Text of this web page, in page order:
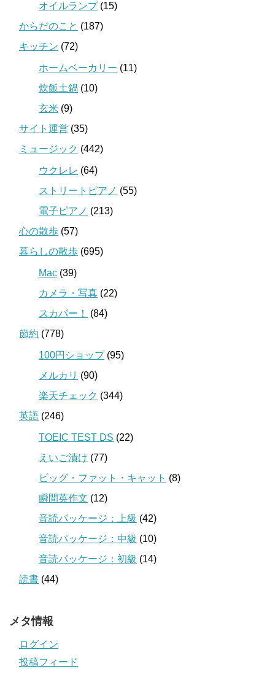
オイルランプ(15)
からだのこと (187)
キッチン (72)
ホームベーカリー (11)
炊飯土鍋 (10)
玄米 (9)
サイト運営 (35)
ミュージック (442)
ウクレレ (64)
ストリートピアノ (55)
電子ピアノ (213)
心の散歩 (57)
暮らしの散歩 (695)
Mac (39)
カメラ・写真 (22)
スカパー！
(84)
節約 (778)
100円ショップ(95)
メルカリ (90)
楽天チェック (344)
英語 (246)
TOEIC TEST DS (22)
えいご漬け (77)
ビッグ・ファット・キャット (8)
瞬間英作文 (12)
音読パッケージ：上級 (42)
音読パッケージ：中級 (10)
音読パッケージ：初級 (14)
読書 (44)
メタ情報
ログイン
投稿フィード